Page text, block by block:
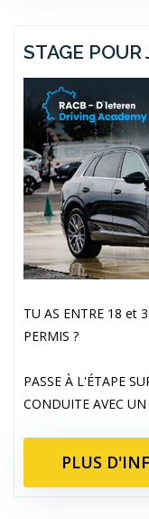
STAGE
TU AS ENTRE 18 et
PERMIS ?
PASSE À L'ÉTAPE
CONDUITE AVEC
PLUS